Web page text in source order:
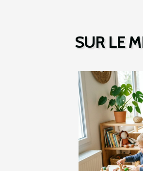
SUR LE